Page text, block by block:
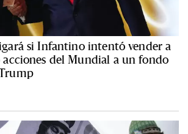
si Infantino intentó vender a
acciones del Mundial a un fondo